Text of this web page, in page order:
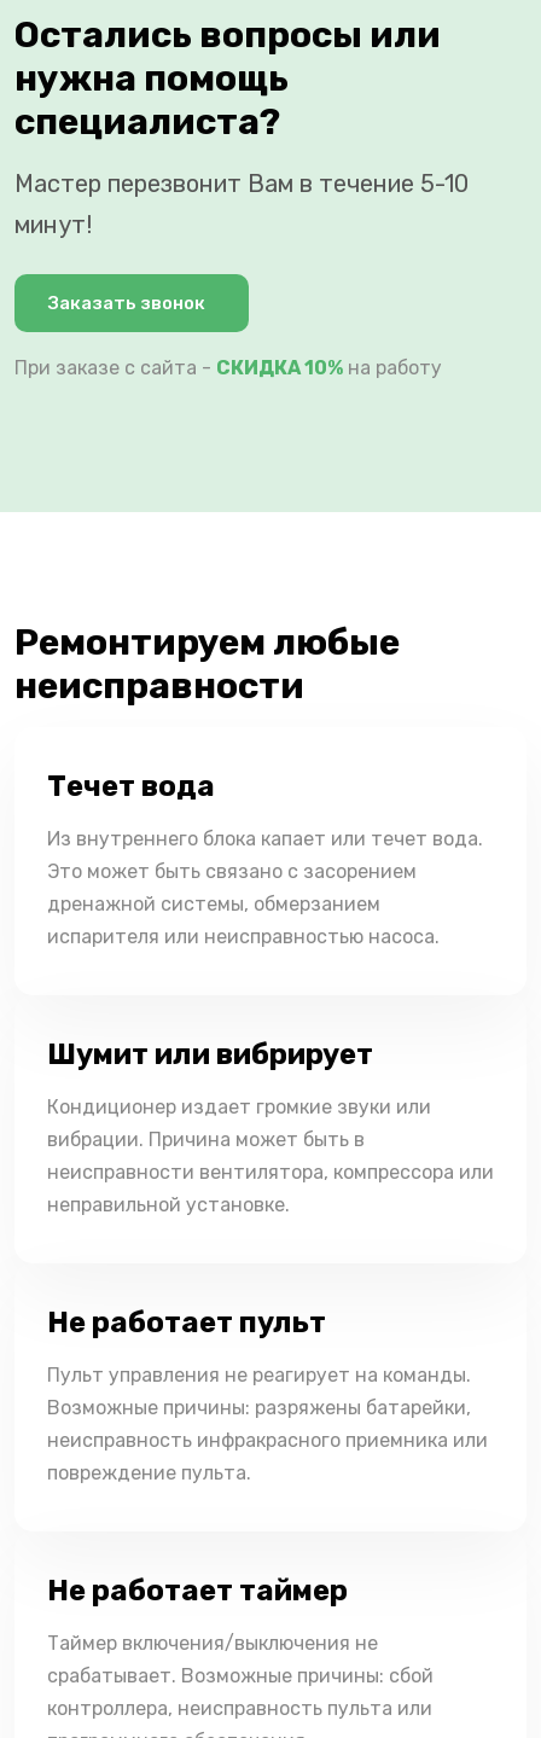
Остались вопросы или
нужна помощь
специалиста?
Мастер перезвонит Вам в течение 5-10
минут!
Заказать звонок
При заказе с сайта - СКИДКА 10% на работу
Ремонтируем любые
неисправности
Течет вода
Из внутреннего блока капает или течет вода.
Это может быть связано с засорением
дренажной системы, обмерзанием
испарителя или неисправностью насоса.
Шумит или вибрирует
Кондиционер издает громкие звуки или
вибрации. Причина может быть в
неисправности вентилятора, компрессора или
неправильной установке.
Не работает пульт
Пульт управления не реагирует на команды.
Возможные причины: разряжены батарейки,
неисправность инфракрасного приемника или
повреждение пульта.
Не работает таймер
Таймер включения/выключения не
срабатывает. Возможные причины: сбой
контроллера, неисправность пульта или